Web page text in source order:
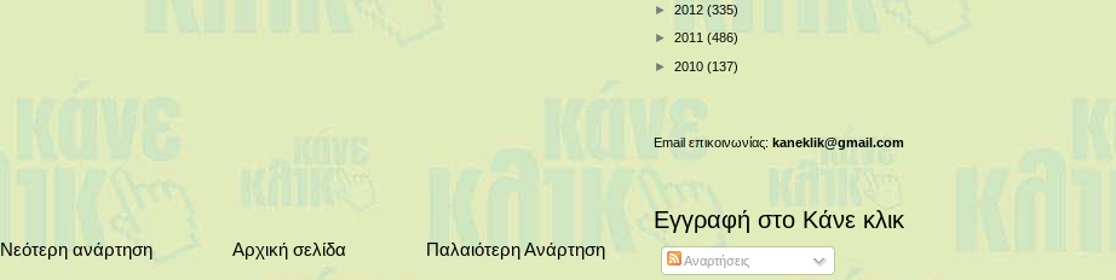
Νεότερη ανάρτηση Παλαιότερη Ανάρτηση
Αρχική σελίδα
► 2012 (335)
► 2011 (486)
► 2010 (137)
Email επικοινωνίας: kaneklik@gmail.com
Εγγραφή στο Κάνε κλικ
Αναρτήσεις